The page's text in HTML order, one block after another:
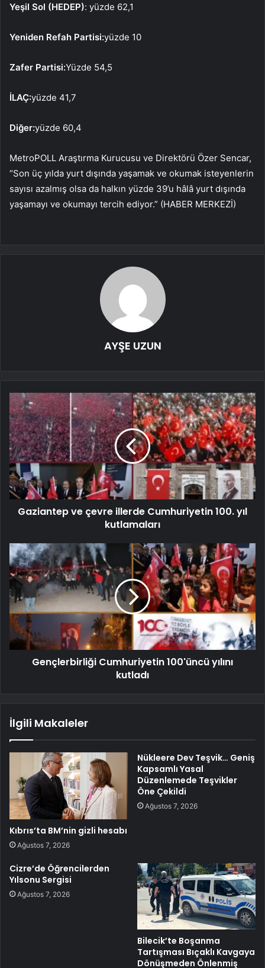
Yeşil Sol (HEDEP): yüzde 62,1
Yeniden Refah Partisi:yüzde 10
Zafer Partisi:Yüzde 54,5
İLAÇ:yüzde 41,7
Diğer:yüzde 60,4
MetroPOLL Araştırma Kurucusu ve Direktörü Özer Sencar,
“Son üç yılda yurt dışında yaşamak ve okumak isteyenlerin
sayısı azalmış olsa da halkın yüzde 39’u hâlâ yurt dışında
yaşamayı ve okumayı tercih ediyor.” (HABER MERKEZİ)
AYŞE UZUN
Gaziantep ve çevre illerde Cumhuriyetin 100. yıl
kutlamaları
Gençlerbirliği Cumhuriyetin 100'üncü yılını
kutladı
İlgili Makaleler
Kıbrıs’ta BM’nin gizli hesabı
Ağustos 7, 2026
Nükleere Dev Teşvik… Geniş
Kapsamlı Yasal
Düzenlemede Teşvikler
Öne Çekildi
Ağustos 7, 2026
Cizre’de Öğrencilerden
Yılsonu Sergisi
Ağustos 7, 2026
Bilecik’te Boşanma
Tartışması Bıçaklı Kavgaya
Dönüşmeden Önlenmiş